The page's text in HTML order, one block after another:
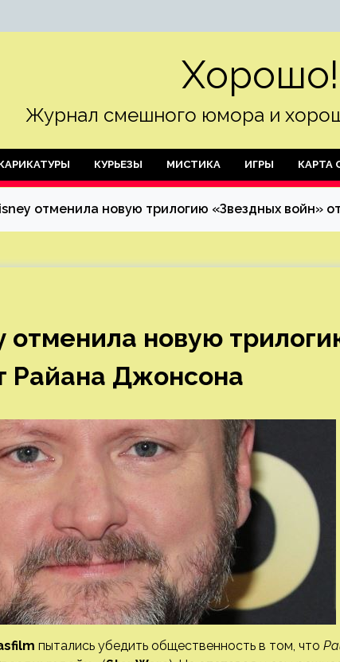
Хорошо!
Журнал смешного юмора и
КУРЬЕЗЫ МИСТИКА ИГРЫ КАРТА
отменила новую трилогию «Звездных войн»
отменила новую
Райана Джонсона
пытались убедить общественность в том, что